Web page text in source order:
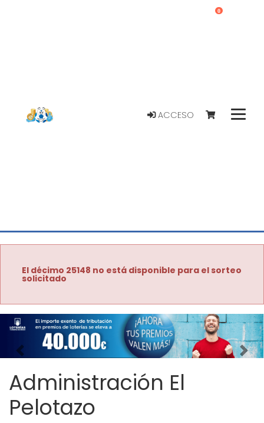
ACCESO
0
El décimo 25148 no está disponible para el sorteo
solicitado
Imagen anterior
Administración El
Pelotazo